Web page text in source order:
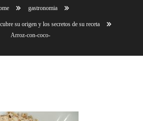
gastronomia
su origen y los secretos de su receta
Arroz-con-coco-